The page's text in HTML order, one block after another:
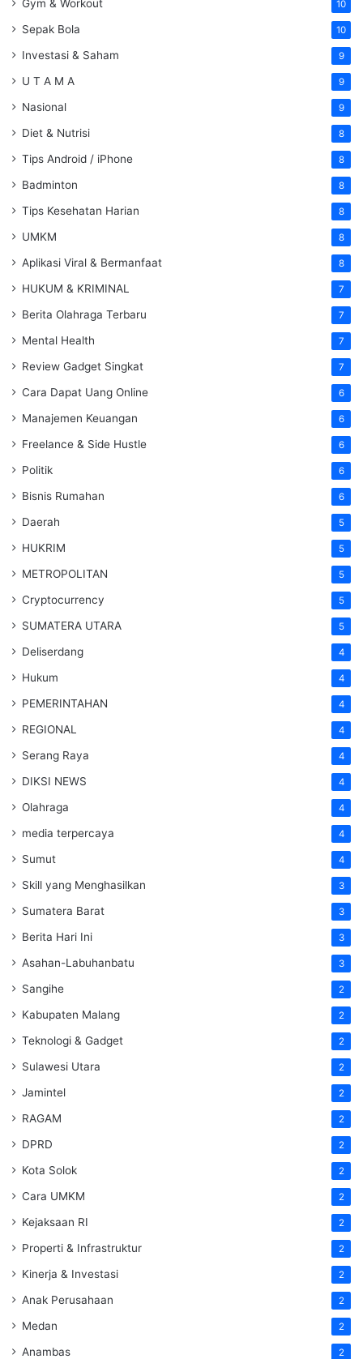
Gym & Workout 10
Sepak Bola 10
Investasi & Saham 9
U T A M A 9
Nasional 9
Diet & Nutrisi 8
Tips Android / iPhone 8
Badminton 8
Tips Kesehatan Harian 8
UMKM 8
Aplikasi Viral & Bermanfaat 8
HUKUM & KRIMINAL 7
Berita Olahraga Terbaru 7
Mental Health 7
Review Gadget Singkat 7
Cara Dapat Uang Online 6
Manajemen Keuangan 6
Freelance & Side Hustle 6
Politik 6
Bisnis Rumahan 6
Daerah 5
HUKRIM 5
METROPOLITAN 5
Cryptocurrency 5
SUMATERA UTARA 5
Deliserdang 4
Hukum 4
PEMERINTAHAN 4
REGIONAL 4
Serang Raya 4
DIKSI NEWS 4
Olahraga 4
media terpercaya 4
Sumut 4
Skill yang Menghasilkan 3
Sumatera Barat 3
Berita Hari Ini 3
Asahan-Labuhanbatu 3
Sangihe 2
Kabupaten Malang 2
Teknologi & Gadget 2
Sulawesi Utara 2
Jamintel 2
RAGAM 2
DPRD 2
Kota Solok 2
Cara UMKM 2
Kejaksaan RI 2
Properti & Infrastruktur 2
Kinerja & Investasi 2
Anak Perusahaan 2
Medan 2
Anambas 2